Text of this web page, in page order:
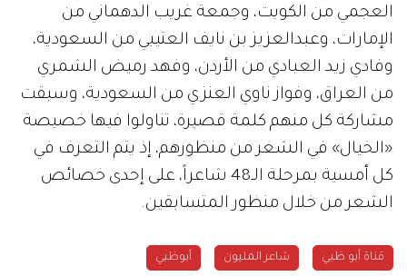
العجمي من الكويت، وجمعة غريب الدهماني من
الإمارات، وعبدالعزيز بن نايف العتيبي من السعودية،
وفادي زيد العبادي من الأردن، وفهد رميض الشمري
من العراق، وفواز ناوي العنزي من السعودية، وسبقت
مشاركة كل منهم كلمة قصيرة، تناولوا فيها خصيصة
«الخيال» في الشعر من منظورهم، إذ يتم التعرف في
كل أمسية بمرحلة الـ48 شاعراً، على إحدى خصائص
الشعر من خلال منظور المتسابقين.
قناة أبو ظبي شاعر المليون أبوظبي